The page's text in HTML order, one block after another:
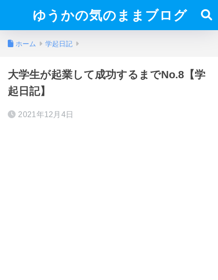
ゆうかの気のままブログ
ホーム 学起日記
大学生が起業して成功するまでNo.8【学
起日記】
2021年12月4日